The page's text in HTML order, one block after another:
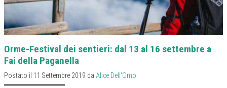
Orme-Festival dei sentieri: dal 13 al 16 settembre a
Fai della Paganella
Postato il 11 Settembre 2019 da Alice Dell'Omo